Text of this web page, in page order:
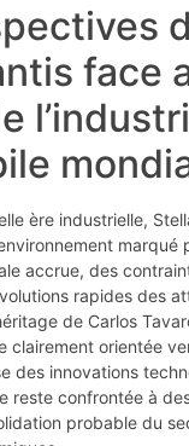
face
ère industrielle,
marqué
accrue, des
rapides des
de Carlos
clairement orientée
des innovations
reste confrontée à
probable du